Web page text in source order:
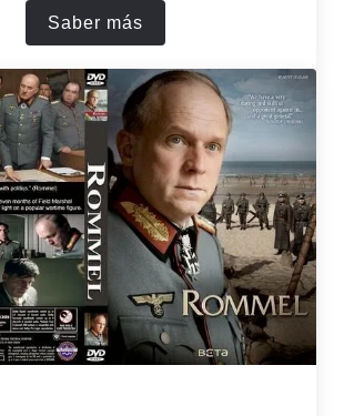
Saber másAmerican Sniper (2014):